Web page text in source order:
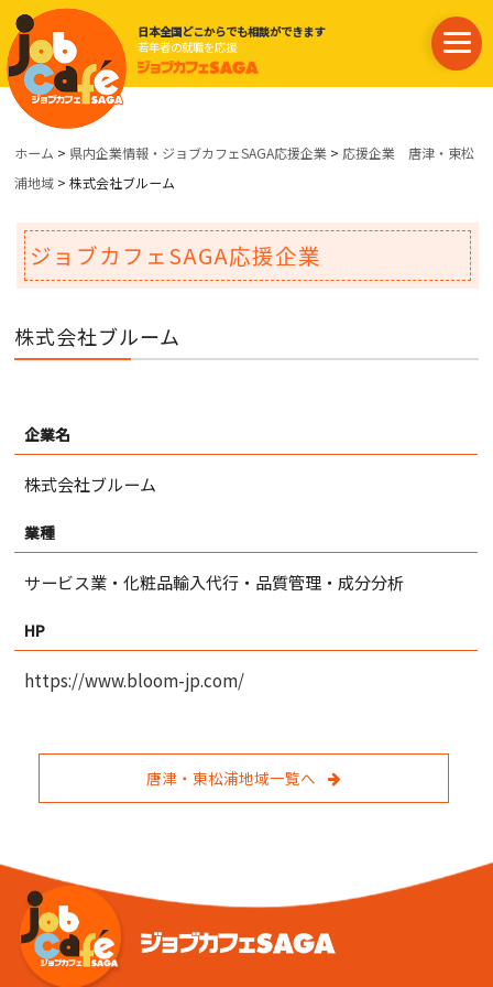
日本全国どこからでも相談ができます
若年者の就職を応援
ホーム > 県内企業情報・ジョブカフェSAGA応援企業 > 応援企業 唐津・東松
浦地域 > 株式会社ブルーム
ジョブカフェSAGA応援企業
株式会社ブルーム
企業名
株式会社ブルーム
業種
サービス業・化粧品輸入代行・品質管理・成分分析
HP
https://www.bloom-jp.com/
唐津・東松浦地域一覧へ